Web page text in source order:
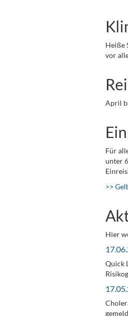
Heiße
vor
April
Für
unter
>>
Hier
Quick